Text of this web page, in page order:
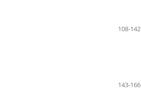
108-142
143-166